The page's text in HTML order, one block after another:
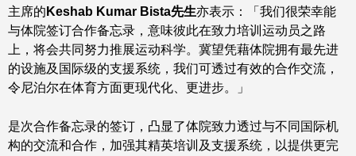
主席的Keshab Kumar Bista先生亦表示：「我们很荣幸能
与体院签订合作备忘录，意味彼此在致力培训运动员之路
上，将会共同努力推展运动科学。冀望凭藉体院拥有最先进
的设施及国际级的支援系统，我们可透过有效的合作交流，
令尼泊尔在体育方面更现代化、更进步。」
是次合作备忘录的签订，凸显了体院致力透过与不同国际机
构的交流和合作，加强其精英培训及支援系统，以提供更完